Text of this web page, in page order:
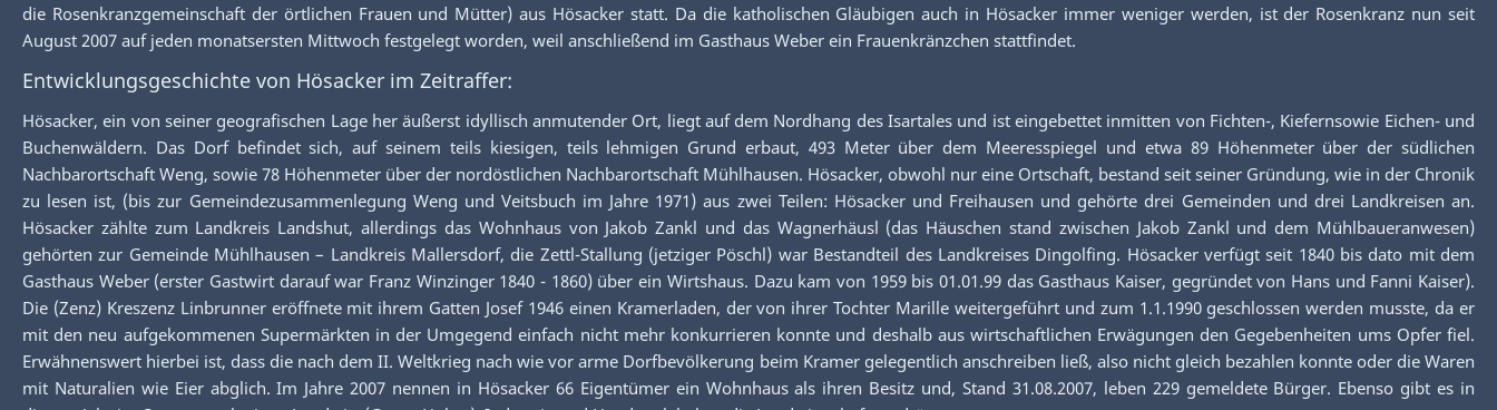
die Rosenkranzgemeinschaft der örtlichen Frauen und Mütter) aus Hösacker statt. Da die katholischen Gläubigen auch in Hösacker immer weniger werden, ist der Rosenkranz nun seit
August 2007 auf jeden monatsersten Mittwoch festgelegt worden, weil anschließend im Gasthaus Weber ein Frauenkränzchen stattfindet.
Entwicklungsgeschichte von Hösacker im Zeitraffer:
Hösacker, ein von seiner geografischen Lage her äußerst idyllisch anmutender Ort, liegt auf dem Nordhang des Isartales und ist eingebettet inmitten von Fichten-, Kiefernsowie Eichen- und
Buchenwäldern. Das Dorf befindet sich, auf seinem teils kiesigen, teils lehmigen Grund erbaut, 493 Meter über dem Meeresspiegel und etwa 89 Höhenmeter über der südlichen
Nachbarortschaft Weng, sowie 78 Höhenmeter über der nordöstlichen Nachbarortschaft Mühlhausen. Hösacker, obwohl nur eine Ortschaft, bestand seit seiner Gründung, wie in der Chronik
zu lesen ist, (bis zur Gemeindezusammenlegung Weng und Veitsbuch im Jahre 1971) aus zwei Teilen: Hösacker und Freihausen und gehörte drei Gemeinden und drei Landkreisen an.
Hösacker zählte zum Landkreis Landshut, allerdings das Wohnhaus von Jakob Zankl und das Wagnerhäusl (das Häuschen stand zwischen Jakob Zankl und dem Mühlbaueranwesen)
gehörten zur Gemeinde Mühlhausen – Landkreis Mallersdorf, die Zettl-Stallung (jetziger Pöschl) war Bestandteil des Landkreises Dingolfing. Hösacker verfügt seit 1840 bis dato mit dem
Gasthaus Weber (erster Gastwirt darauf war Franz Winzinger 1840 - 1860) über ein Wirtshaus. Dazu kam von 1959 bis 01.01.99 das Gasthaus Kaiser, gegründet von Hans und Fanni Kaiser).
Die (Zenz) Kreszenz Linbrunner eröffnete mit ihrem Gatten Josef 1946 einen Kramerladen, der von ihrer Tochter Marille weitergeführt und zum 1.1.1990 geschlossen werden musste, da er
mit den neu aufgekommenen Supermärkten in der Umgegend einfach nicht mehr konkurrieren konnte und deshalb aus wirtschaftlichen Erwägungen den Gegebenheiten ums Opfer fiel.
Erwähnenswert hierbei ist, dass die nach dem II. Weltkrieg nach wie vor arme Dorfbevölkerung beim Kramer gelegentlich anschreiben ließ, also nicht gleich bezahlen konnte oder die Waren
mit Naturalien wie Eier abglich. Im Jahre 2007 nennen in Hösacker 66 Eigentümer ein Wohnhaus als ihren Besitz und, Stand 31.08.2007, leben 229 gemeldete Bürger. Ebenso gibt es in